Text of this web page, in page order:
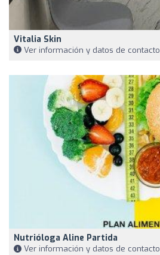
Vitalia Skin
Ver información y datos de contacto
Nutrióloga Aline Partida
Ver información y datos de contacto